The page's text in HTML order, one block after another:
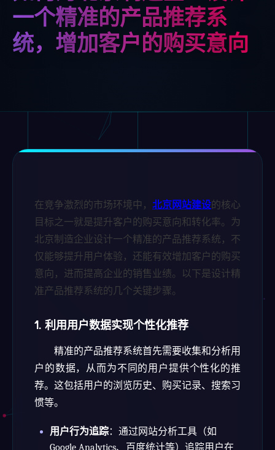
一个精准的产品推荐系
统，增加客户的购买意向
在竞争激烈的市场环境中， 北京网站建设的核心
目标之一就是提升客户的购买意向和转化率。为
北京制造企业设计一个精准的产品推荐系统，不
仅能够提升用户体验，还能有效增加客户的购买
意向，进而提高企业的销售业绩。以下是设计精
准产品推荐系统的几个关键步骤。
1. 利用用户数据实现个性化推荐
精准的产品推荐系统首先需要收集和分析用
户的数据，从而为不同的用户提供个性化的推
荐。这包括用户的浏览历史、购买记录、搜索习
惯等。
用户行为追踪：通过网站分析工具（如
Google Analytics、百度统计等）追踪用户在